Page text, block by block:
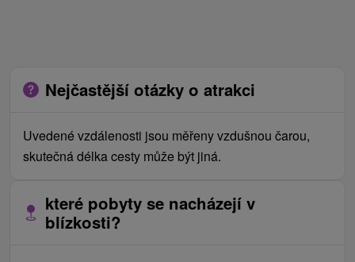
Nejčastější otázky o atrakci
Uvedené vzdálenosti jsou měřeny vzdušnou čarou,
skutečná délka cesty může být jiná.
které pobyty se nacházejí v
blízkosti?